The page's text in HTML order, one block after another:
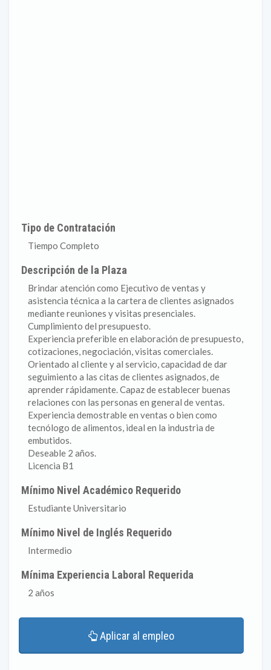
Tipo de Contratación
Tiempo Completo
Descripción de la Plaza
Brindar atención como Ejecutivo de ventas y
asistencia técnica a la cartera de clientes asignados
mediante reuniones y visitas presenciales.
Cumplimiento del presupuesto.
Experiencia preferible en elaboración de presupuesto,
cotizaciones, negociación, visitas comerciales.
Orientado al cliente y al servicio, capacidad de dar
seguimiento a las citas de clientes asignados, de
aprender rápidamente. Capaz de establecer buenas
relaciones con las personas en general de ventas.
Experiencia demostrable en ventas o bien como
tecnólogo de alimentos, ideal en la industria de
embutidos.
Deseable 2 años.
Licencia B1
Mínimo Nivel Académico Requerido
Estudiante Universitario
Mínimo Nivel de Inglés Requerido
Intermedio
Mínima Experiencia Laboral Requerida
2 años
Aplicar al empleo